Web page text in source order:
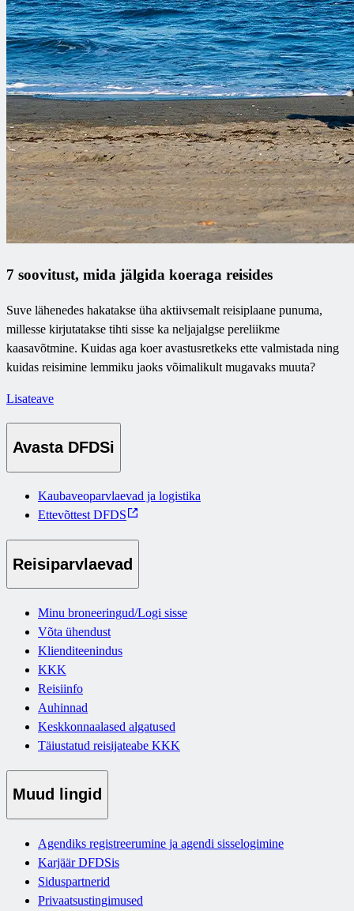
7 soovitust, mida jälgida koeraga reisides
Suve lähenedes hakatakse üha aktiivsemalt reisiplaane punuma,
millesse kirjutatakse tihti sisse ka neljajalgse pereliikme
kaasavõtmine. Kuidas aga koer avastusretkeks ette valmistada ning
kuidas reisimine lemmiku jaoks võimalikult mugavaks muuta?
Lisateave
Avasta DFDSi
Kaubaveoparvlaevad ja logistika
Ettevõttest DFDS
Reisiparvlaevad
Minu broneeringud/Logi sisse
Võta ühendust
Klienditeenindus
KKK
Reisiinfo
Auhinnad
Keskkonnaalased algatused
Täiustatud reisijateabe KKK
Muud lingid
Agendiks registreerumine ja agendi sisselogimine
Karjäär DFDSis
Siduspartnerid
Privaatsustingimused